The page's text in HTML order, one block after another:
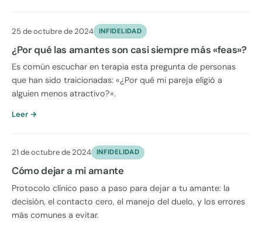
25 de octubre de 2024 INFIDELIDAD
¿Por qué las amantes son casi siempre más «feas»?
Es común escuchar en terapia esta pregunta de personas
que han sido traicionadas: «¿Por qué mi pareja eligió a
alguien menos atractivo?».
Leer →
21 de octubre de 2024 INFIDELIDAD
Cómo dejar a mi amante
Protocolo clínico paso a paso para dejar a tu amante: la
decisión, el contacto cero, el manejo del duelo, y los errores
más comunes a evitar.